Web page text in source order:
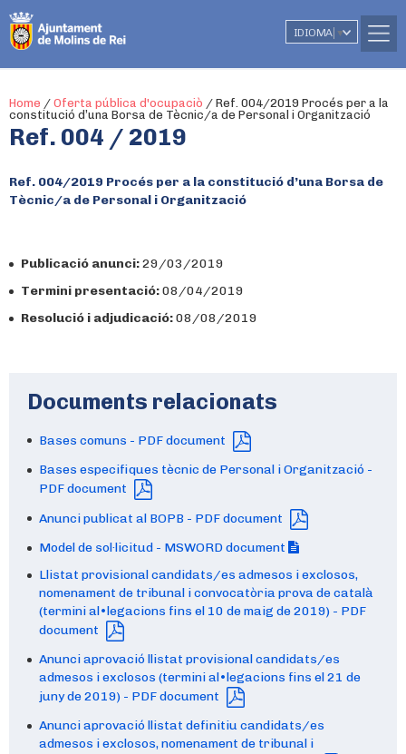
IDIOMA ▼
Home / Oferta pública d'ocupaciò / Ref. 004/2019 Procés per a la
constitució d’una Borsa de Tècnic/a de Personal i Organització
Ref. 004 / 2019
Ref. 004/2019 Procés per a la constitució d’una Borsa de
Tècnic/a de Personal i Organització
Publicació anunci:29/03/2019
Termini presentació:08/04/2019
Resolució i adjudicació:08/08/2019
Documents relacionats
Bases comuns - PDF document
Bases especifiques tècnic de Personal i Organització -
PDF document
Anunci publicat al BOPB - PDF document
Model de sol·licitud - MSWORD document
Llistat provisional candidats/es admesos i exclosos,
nomenament de tribunal i convocatòria prova de català
(termini al•legacions fins el 10 de maig de 2019) - PDF
document
Anunci aprovació llistat provisional candidats/es
admesos i exclosos (termini al•legacions fins el 21 de
juny de 2019) - PDF document
Anunci aprovació llistat definitiu candidats/es
admesos i exclosos, nomenament de tribunal i